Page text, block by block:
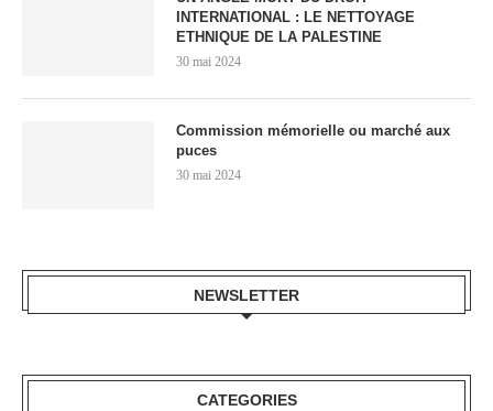
INTERNATIONAL : LE NETTOYAGE
ETHNIQUE DE LA PALESTINE
30 mai 2024
Commission mémorielle ou marché aux
puces
30 mai 2024
NEWSLETTER
CATEGORIES